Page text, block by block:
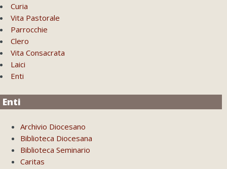
Curia
Vita Pastorale
Parrocchie
Clero
Vita Consacrata
Laici
Enti
Enti
Archivio Diocesano
Biblioteca Diocesana
Biblioteca Seminario
Caritas